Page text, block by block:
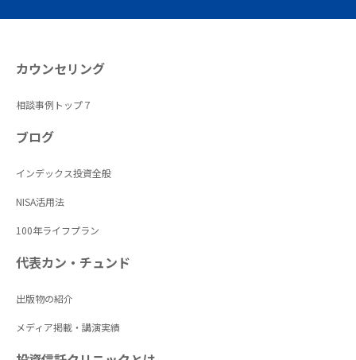
カウンセリング
相談事例トップ７
ブログ
インデックス投資全般
NISA活用法
100年ライフプラン
代表カン・チュンド
出版物の紹介
メディア掲載・講演実績